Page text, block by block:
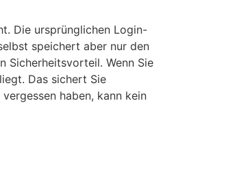
Die ursprünglichen Login-
speichert aber nur den
Sicherheitsvorteil. Wenn Sie
Das sichert Sie
haben, kann kein